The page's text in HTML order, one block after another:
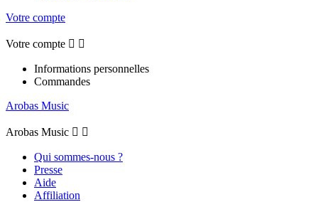
Votre compte
Votre compte  
Informations personnelles
Commandes
Arobas Music
Arobas Music  
Qui sommes-nous ?
Presse
Aide
Affiliation